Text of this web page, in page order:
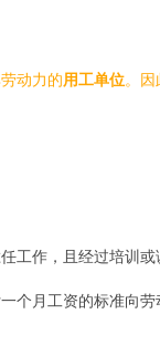
动力的用工单位。
工作，且经过培
个月工资的标准向